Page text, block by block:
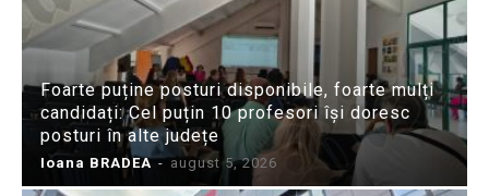
Foarte puține posturi disponibile, foarte mulți
candidați: Cel puțin 10 profesori își doresc
posturi în alte județe
Ioana BRADEA - august 5, 2026